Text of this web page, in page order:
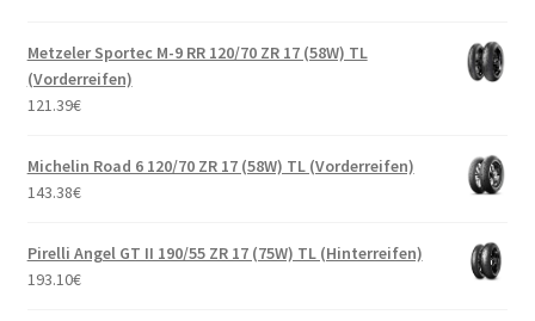
Metzeler Sportec M-9 RR 120/70 ZR 17 (58W) TL
(Vorderreifen)
121.39€
Michelin Road 6 120/70 ZR 17 (58W) TL (Vorderreifen)
143.38€
Pirelli Angel GT II 190/55 ZR 17 (75W) TL (Hinterreifen)
193.10€